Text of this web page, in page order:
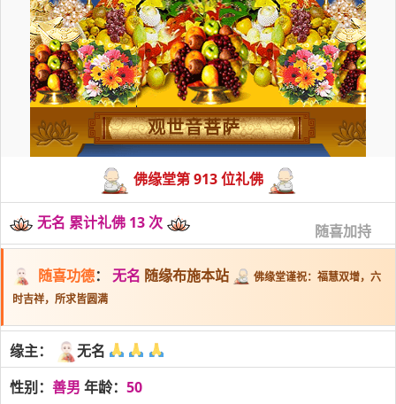
观世音菩萨
佛缘堂第 913 位礼佛
无名 累计礼佛 13 次 随喜加持
随喜功德： 无名 随缘布施本站
佛缘堂谨祝：福慧双增，六
时吉祥，所求皆圆满
缘主：
无名
性别： 善男 年龄： 50